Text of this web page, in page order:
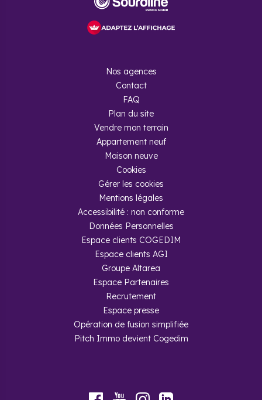
Nos agences
Contact
FAQ
Plan du site
Vendre mon terrain
Appartement neuf
Maison neuve
Cookies
Gérer les cookies
Mentions légales
Accessibilité : non conforme
Données Personnelles
Espace clients COGEDIM
Espace clients AGI
Groupe Altarea
Espace Partenaires
Recrutement
Espace presse
Opération de fusion simplifiée
Pitch Immo devient Cogedim